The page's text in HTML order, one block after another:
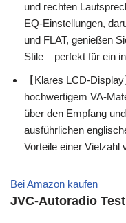
und rechten
EQ-Einstellungen,
und FLAT, genießen
Stile – perfekt für ein
【Klares LCD-
hochwertigem VA-
über den Empfang
ausführlichen
Vorteile einer Vielzahl
Bei Amazon kaufen
JVC-Autoradio